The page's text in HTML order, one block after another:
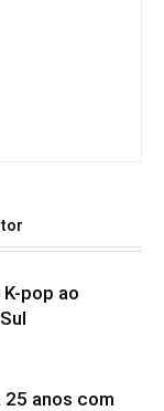
pop ao
25 anos com